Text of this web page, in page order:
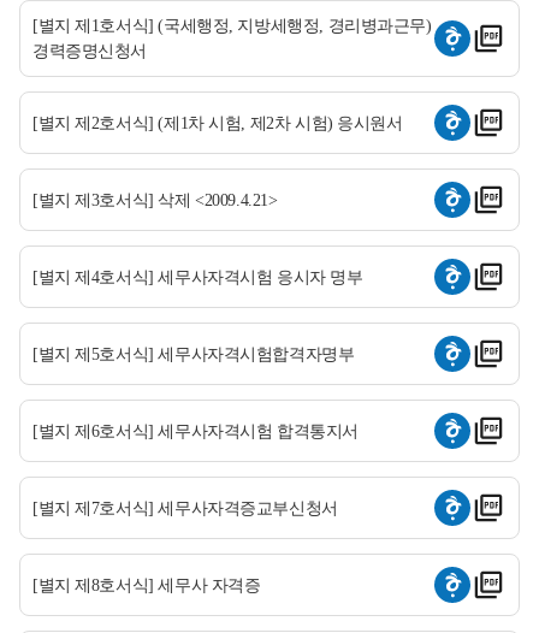
[별지 제1호서식] (국세행정, 지방세행정, 경리병과근무)
경력증명신청서
[별지 제2호서식] (제1차 시험, 제2차 시험) 응시원서
[별지 제3호서식] 삭제 <2009.4.21>
[별지 제4호서식] 세무사자격시험 응시자 명부
[별지 제5호서식] 세무사자격시험합격자명부
[별지 제6호서식] 세무사자격시험 합격통지서
[별지 제7호서식] 세무사자격증교부신청서
[별지 제8호서식] 세무사 자격증